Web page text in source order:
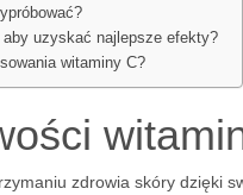
uzyskać najlepsze efekty?
witaminy C?
zdrowia skóry dzięki